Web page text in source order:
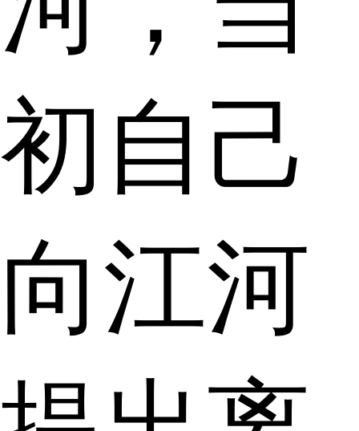
初自己
向江河